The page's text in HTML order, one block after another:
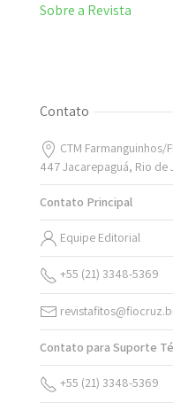
Sobre a Revista
Contato
CTM Farmanguinhos/
447 Jacarepaguá, Rio de
Contato Principal
Equipe Editorial
+55 (21) 3348-5369
Contato para Suporte
+55 (21) 3348-5369